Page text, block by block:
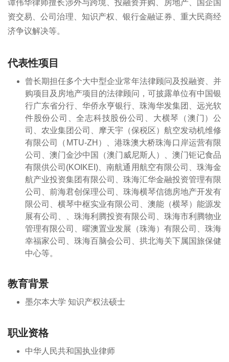
谭伟华律师擅长涉外与跨境、投融资并购、房地产、国企国
资交易、公司治理、知识产权、银行金融证券、重大民商经
济争议解决等。
代表性项目
曾长期担任多个大中型企业常年法律顾问及投融资、并
购项目及房地产项目的法律顾问，可披露单位有中国银
行广东省分行、华侨永亨银行、珠海华发集团、远光软
件股份公司、全志科技股份公司、大横琴（澳门）公
司、农业集团公司、摩天宇（保税区）航空发动机维修
有限公司（MTU-ZH）、港珠澳大桥珠海口岸运营有限
公司、澳门金沙中国（澳门威尼斯人）、澳门钜记食品
有限供公司(KOIKEI)、南航通用航空有限公司、珠海金
航产业投资集团有限公司、珠海汇华金融投资管理有限
公司、前海君创保理公司、珠海横琴信德房地产开发有
限公司、横琴中枢实业有限公司、澳能（横琴）能源发
展有公司、、珠海利腾投资有限公司、珠海市利腾物业
管理有限公司、曜澳置业发展（珠海）有限公司、珠海
幸福家公司、珠海百脑会公司、拱北海关下属国旅保健
中心等。
教育背景
墨尔本大学 知识产权法硕士
职业资格
中华人民共和国执业律师